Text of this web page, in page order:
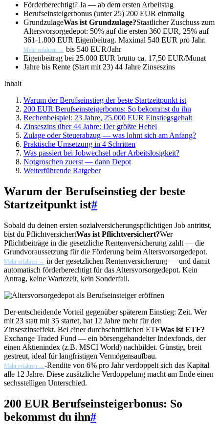
Förderberechtigt? Ja — ab dem ersten Arbeitstag
Berufseinsteigerbonus (unter 25) 200 EUR einmalig
GrundzulageWas ist Grundzulage?Staatlicher Zuschuss zum
Altersvorsorgedepot: 50% auf die ersten 360 EUR, 25% auf
361-1.800 EUR Eigenbeitrag. Maximal 540 EUR pro Jahr.
Mehr erfahren → bis 540 EUR/Jahr
Eigenbeitrag bei 25.000 EUR brutto ca. 17,50 EUR/Monat
Jahre bis Rente (Start mit 23) 44 Jahre Zinseszins
Inhalt
Warum der Berufseinstieg der beste Startzeitpunkt ist
200 EUR Berufseinsteigerbonus: So bekommst du ihn
Rechenbeispiel: 23 Jahre, 25.000 EUR Einstiegsgehalt
Zinseszins über 44 Jahre: Der größte Hebel
Zulage oder Steuerabzug — was lohnt sich am Anfang?
Praktische Umsetzung in 4 Schritten
Was passiert bei Jobwechsel oder Arbeitslosigkeit?
Notgroschen zuerst — dann Depot
Weiterführende Ratgeber
Warum der Berufseinstieg der beste
Startzeitpunkt ist#
Sobald du deinen ersten sozialversicherungspflichtigen Job antrittst,
bist du PflichtversichertWas ist Pflichtversichert?Wer
Pflichtbeiträge in die gesetzliche Rentenversicherung zahlt — die
Grundvoraussetzung für die Förderung beim Altersvorsorgedepot.
Mehr erfahren → in der gesetzlichen Rentenversicherung — und damit
automatisch förderberechtigt für das Altersvorsorgedepot. Kein
Antrag, keine Wartezeit, kein Sonderfall.
Der entscheidende Vorteil gegenüber späterem Einstieg: Zeit. Wer
mit 23 statt mit 35 startet, hat 12 Jahre mehr für den
Zinseszinseffekt. Bei einer durchschnittlichen ETFWas ist ETF?
Exchange Traded Fund — ein börsengehandelter Indexfonds, der
einen Aktienindex (z.B. MSCI World) nachbildet. Günstig, breit
gestreut, ideal für langfristigen Vermögensaufbau.
Mehr erfahren →-Rendite von 6% pro Jahr verdoppelt sich das Kapital
alle 12 Jahre. Diese zusätzliche Verdoppelung macht am Ende einen
sechsstelligen Unterschied.
200 EUR Berufseinsteigerbonus: So
bekommst du ihn#